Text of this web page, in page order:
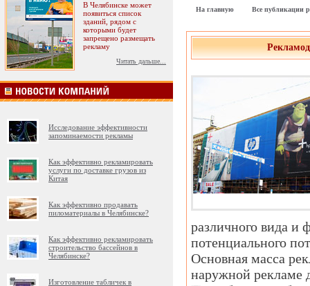
В Челябинске может
появиться список
зданий, рядом с
которыми будет
запрещено размещать
рекламу
Читать дальше...
Исследование эффективности
запоминаемости рекламы
Как эффективно рекламировать
услуги по доставке грузов из
Китая
Как эффективно продавать
пиломатериалы в Челябинске?
Как эффективно рекламировать
строительство бассейнов в
Челябинске?
Изготовление табличек в
На главную Все публикации
различного вида и
потенциального
Основная масса
наружной рекламе